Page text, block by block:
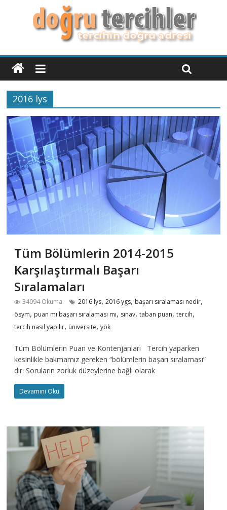
2016 lys
Tüm Bölümlerin 2014-2015
Karşılaştırmalı Başarı
Sıralamaları
34094 Okuma 2016 lys,2016 ygs, başarı sıralaması nedir,
ösym, puan mı başarı sıralaması mı, sınav,taban puan,tercih,
tercih nasıl yapılır, üniversite,yök
Tüm Bölümlerin Puan ve Kontenjanları Tercih yaparken
kesinlikle bakmamız gereken “bölümlerin başarı sıralaması”
dır. Soruların zorluk düzeylerine bağlı olarak
Devamını Oku